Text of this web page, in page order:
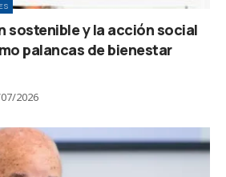
sostenible y la acción social
palancas de bienestar
2026